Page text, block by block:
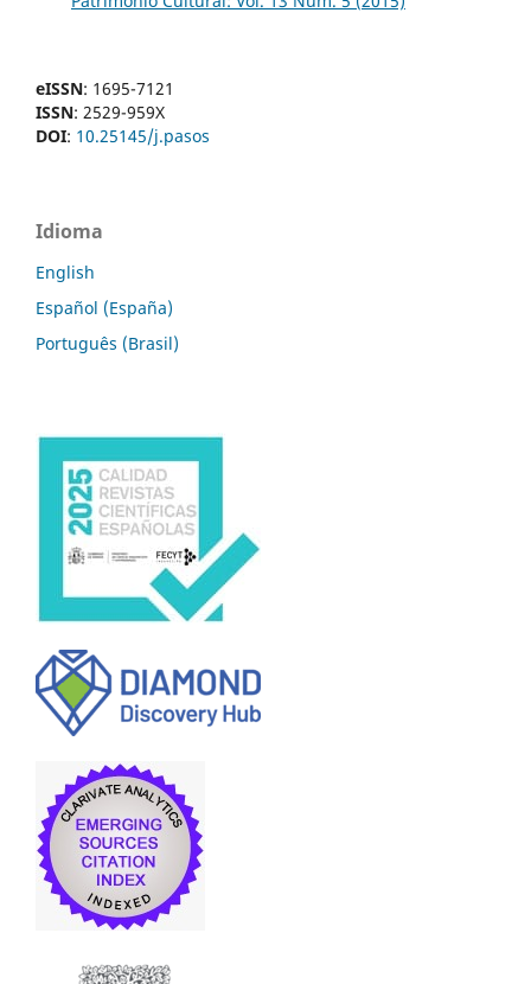
eISSN: 1695-7121
ISSN: 2529-959X
DOI: 10.25145/j.pasos
Idioma
English
Español (España)
Português (Brasil)